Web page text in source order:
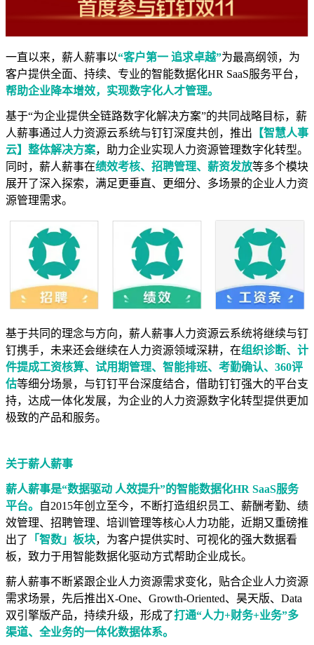
一直以来，薪人薪事以“客户第一 追求卓越”为最高纲领，为
客户提供全面、持续、专业的智能数据化HR SaaS服务平台，
帮助企业降本增效，实现数字化人才管理。
基于“为企业提供全链路数字化解决方案”的共同战略目标，薪
人薪事通过人力资源云系统与钉钉深度共创，推出 【智慧人事
云】 整体解决方案，助力企业实现人力资源管理数字化转型。
同时，薪人薪事在绩效考核、招聘管理、薪资发放等多个模块
展开了深入探索，满足更垂直、更细分、多场景的企业人力资
源管理需求。
基于共同的理念与方向，薪人薪事人力资源云系统将继续与钉
钉携手，未来还会继续在人力资源领域深耕，在组织诊断、计
件提成工资核算、试用期管理、智能排班、考勤确认、360评
估等细分场景，与钉钉平台深度结合，借助钉钉强大的平台支
持，达成一体化发展，为企业的人力资源数字化转型提供更加
极致的产品和服务。
关于薪人薪事
薪人薪事是“数据驱动 人效提升”的智能数据化HR SaaS服务
平台。
自2015年创立至今，不断打造组织员工、薪酬考勤、绩
效管理、招聘管理、培训管理等核心人力功能，近期又重磅推
出了
「智数」板块，为客户提供实时、可视化的强大数据看
板，致力于用智能数据化驱动方式帮助企业成长。
薪人薪事不断紧跟企业人力资源需求变化，贴合企业人力资源
需求场景，先后推出X-One、Growth-Oriented、昊天版、Data
双引擎版产品，持续升级，形成了打通“人力+财务+业务”多
渠道、全业务的一体化数据体系。